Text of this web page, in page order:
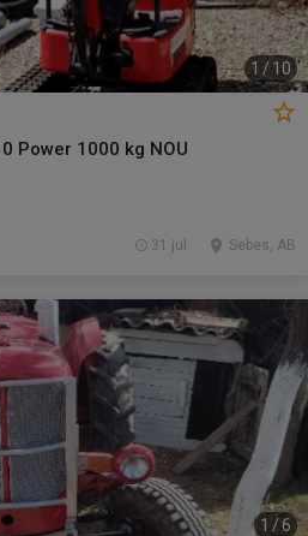
1 / 10
Power 1000 kg NOU
Sebes, AB
31 jul.
1 /6